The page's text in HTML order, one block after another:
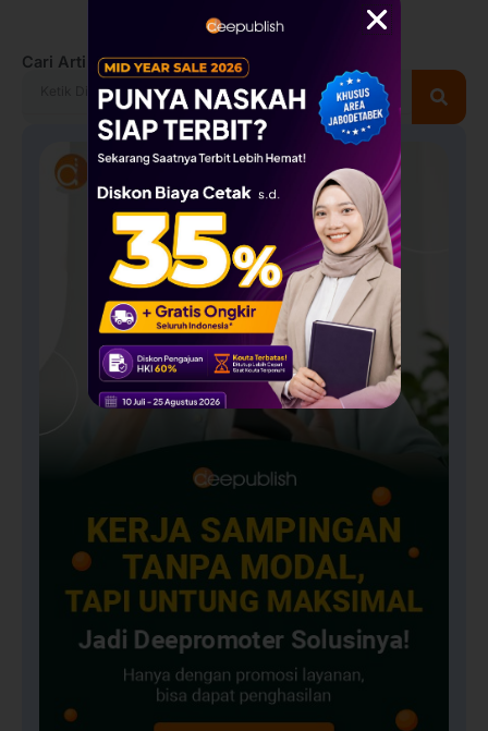
Cari Artikel Lainnya